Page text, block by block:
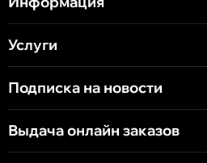
Хынчештское шоссе, 60/4
бульвар Дечебал, 139
Услуги
Подписка на новости
Выдача онлайн заказов